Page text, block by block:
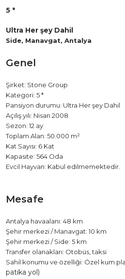
5 *
Ultra Her şey Dahil
Side, Manavgat, Antalya
Genel
Şirket: Stone Group
Kategori: 5 *
Pansiyon durumu: Ultra Her şey Dahil
Açılış yılı: Nisan 2008
Sezon: 12 ay
Toplam Alan: 50.000 m²
Kat Sayısı: 6 Kat
Kapasite: 564 Oda
Evcil Hayvan: Kabul edilmemektedir.
Mesafe
Antalya havaalanı: 48 km
Şehir merkezi / Manavgat: 10 km
Şehir merkezi / Side: 5 km
Transfer olanakları: Otobüs, taksi
Sahil konumu ve özelliği: Özel kum
patika yol)